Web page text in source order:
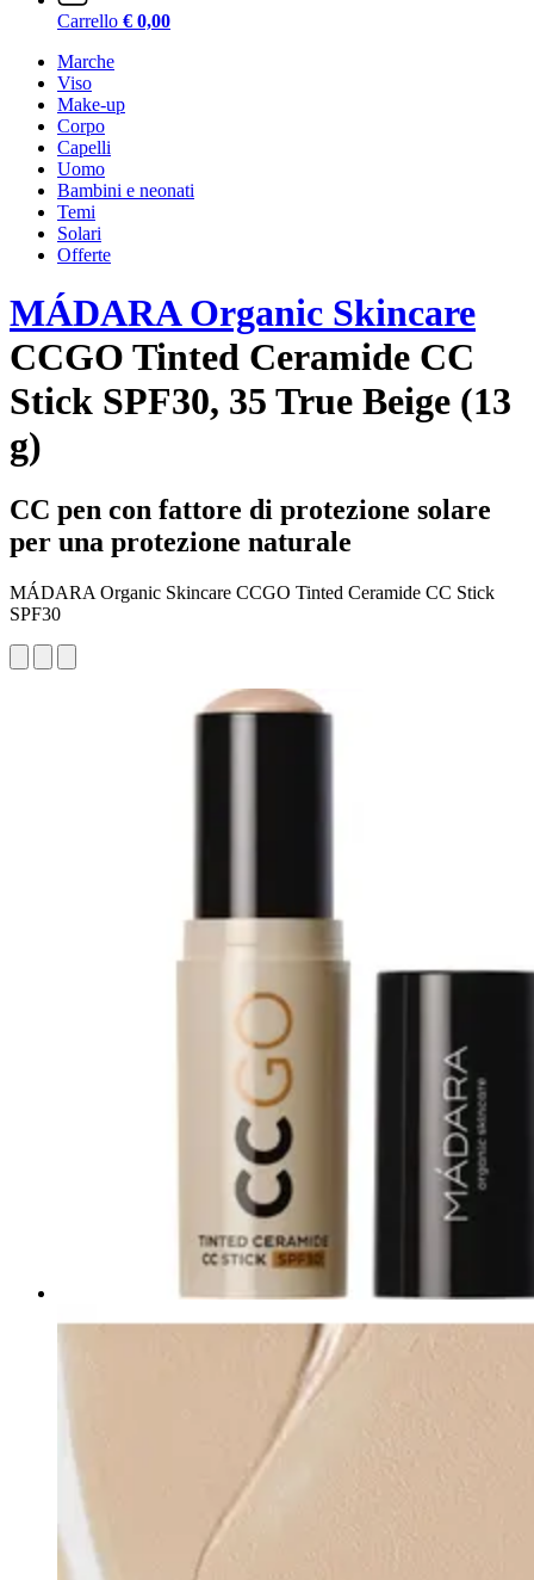
Carrello € 0,00
Marche
Viso
Make-up
Corpo
Capelli
Uomo
Bambini e neonati
Temi
Solari
Offerte
MÁDARA Organic Skincare
CCGO Tinted Ceramide CC
Stick SPF30, 35 True Beige (13
g)
CC pen con fattore di protezione solare
per una protezione naturale
MÁDARA Organic Skincare CCGO Tinted Ceramide CC Stick
SPF30